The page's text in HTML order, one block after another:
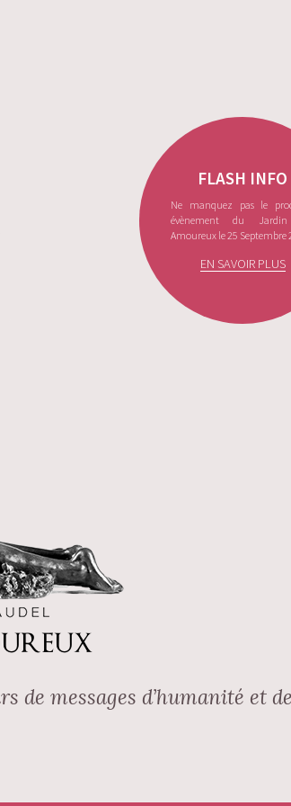
FLASH INFO
Ne manquez pas le
évènement du
Amoureux le 25 Septembre
EN SAVOIR PLUS
de messages d’humanité et de